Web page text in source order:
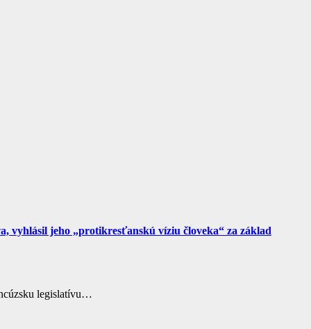
vyhlásil jeho „protikresťanskú víziu človeka“ za základ
legislatívu…